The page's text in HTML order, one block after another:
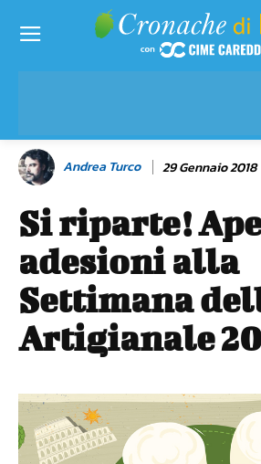
Andrea Turco 29 Gennaio 2018
Si riparte!
adesioni alla
Settimana
Artigianale